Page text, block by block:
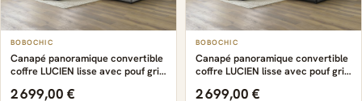
BOBOCHIC
Canapé panoramique convertible
coffre LUCIEN lisse avec pouf gris
2 699,00 €
BOBOCHIC
Canapé panoramique convertible
coffre LUCIEN lisse avec pouf gris
2 699,00 €